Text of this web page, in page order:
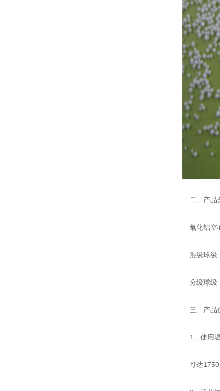
二、产品
氧化铝空
混级球级
分级球级
三、产品
1、使用
可达1750